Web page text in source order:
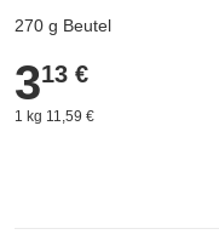
270 g Beutel
3,13 €
313 €
1 kg 11,59 €